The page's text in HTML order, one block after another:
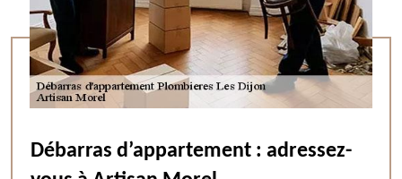
Débarras d’appartement : adressez-